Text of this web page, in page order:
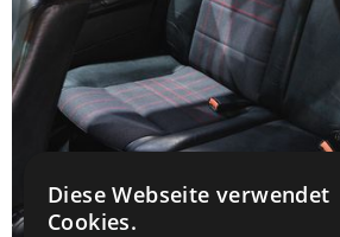
Diese Webseite verwendet
Cookies.